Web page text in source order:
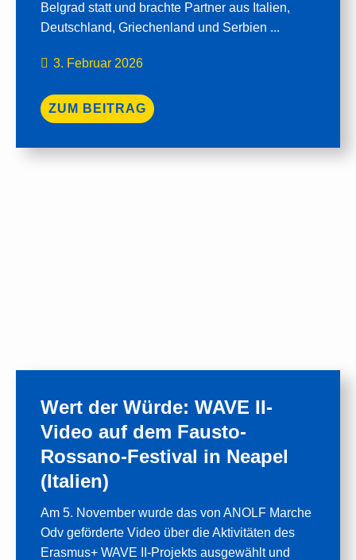
Belgrad statt und brachte Partner aus Italien,
Deutschland, Griechenland und Serbien ...
3. Februar 2026
ZUM BEITRAG
Wert der Würde: WAVE II-
Video auf dem Fausto-
Rossano-Festival in Neapel
(Italien)
Am 5. November wurde das von ANOLF Marche
Odv geförderte Video über die Aktivitäten des
Erasmus+ WAVE II-Projekts ausgewählt und